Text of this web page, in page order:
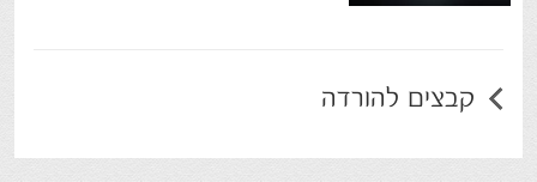
קבצים להורדה